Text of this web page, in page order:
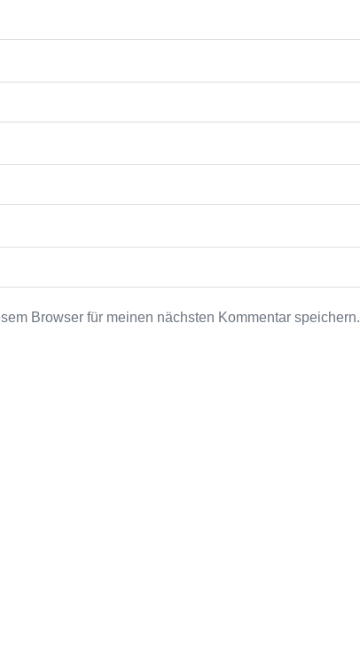
Browser für meinen nächsten Kommentar speichern.